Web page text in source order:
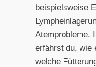
beispielsweise
Atemprobleme.
erfährst du, wie
welche